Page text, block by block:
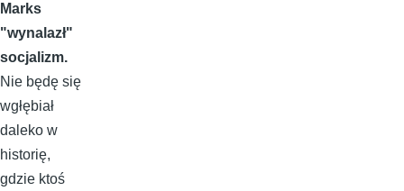
Marks
"wynalazł"
socjalizm.
Nie będę się
wgłębiał
daleko w
historię,
gdzie ktoś